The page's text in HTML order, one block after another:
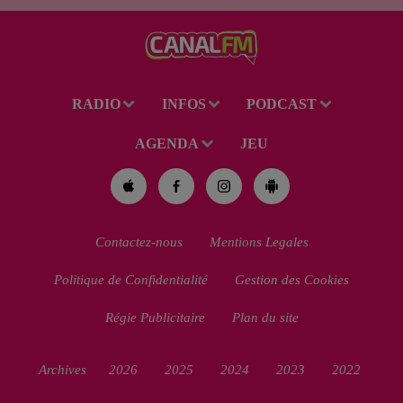
RADIO INFOS PODCAST
AGENDA JEU
Contactez-nous Mentions Legales
Politique de Confidentialité Gestion des Cookies
Régie Publicitaire Plan du site
Archives 2026 2025 2024 2023 2022